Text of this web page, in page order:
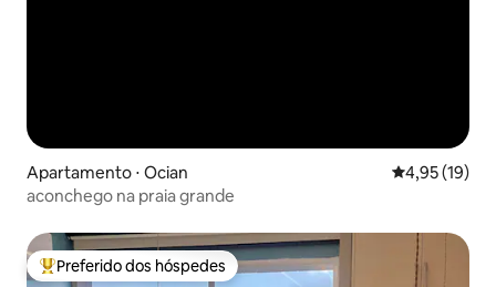
Apartamento ⋅ Ocian 4,95 de uma
4,95 (19)
aconchego na praia grande
Entre os melhores preferidos dos hóspedes
Preferido dos hóspedes